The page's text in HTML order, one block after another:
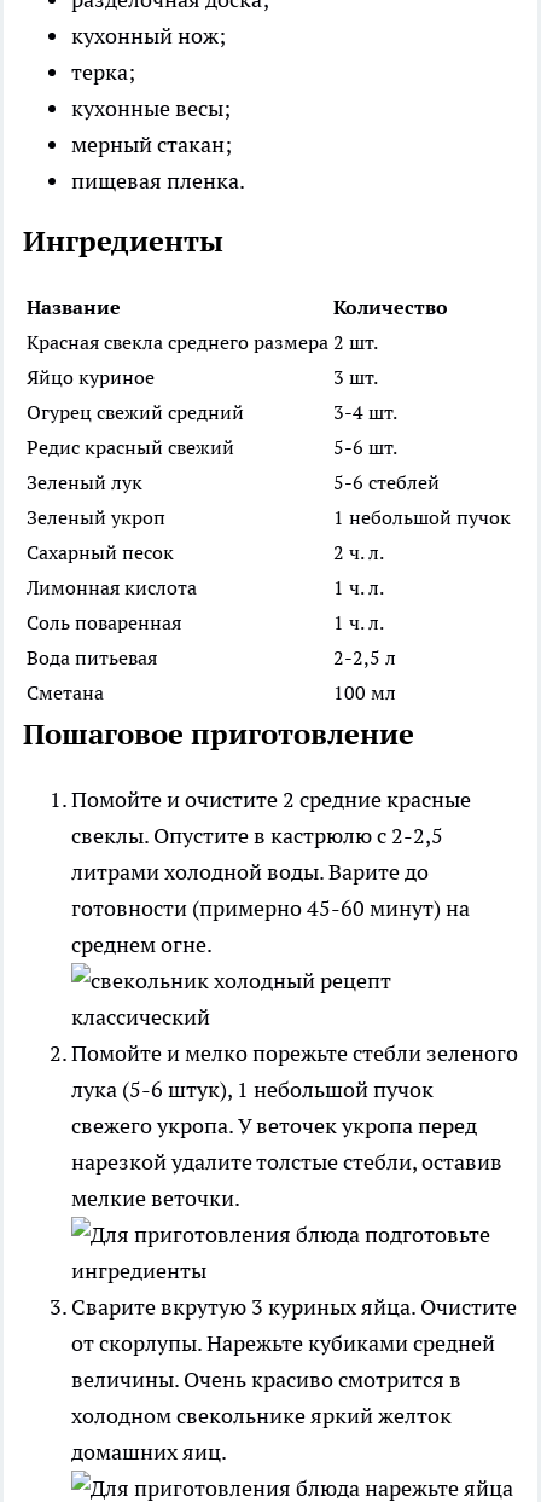
кухонный нож;
терка;
кухонные весы;
мерный стакан;
пищевая пленка.
Ингредиенты
Название
Количество
Красная свекла среднего размера 2 шт.
Яйцо куриное
3 шт.
Огурец свежий средний
3-4 шт.
Редис красный свежий
5-6 шт.
Зеленый лук
5-6 стеблей
Зеленый укроп
1 небольшой пучок
Сахарный песок
2 ч. л.
Лимонная кислота
1 ч. л.
Соль поваренная
1 ч. л.
Вода питьевая
2-2,5 л
Сметана
100 мл
Пошаговое приготовление
Помойте и очистите 2 средние красные
свеклы. Опустите в кастрюлю с 2-2,5
литрами холодной воды. Варите до
готовности (примерно 45-60 минут) на
среднем огне.
Помойте и мелко порежьте стебли зеленого
лука (5-6 штук), 1 небольшой пучок
свежего укропа. У веточек укропа перед
нарезкой удалите толстые стебли, оставив
мелкие веточки.
Сварите вкрутую 3 куриных яйца. Очистите
от скорлупы. Нарежьте кубиками средней
величины. Очень красиво смотрится в
холодном свекольнике яркий желток
домашних яиц.